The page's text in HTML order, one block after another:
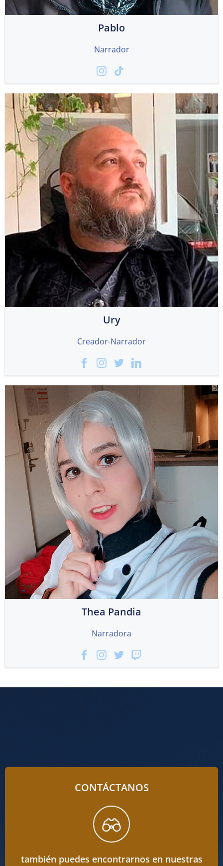
Pablo
Narrador
Ury
Creador-Narrador
Thea Pandia
Narradora
CONTÁCTANOS
también puedes encontrarnos en nuestras